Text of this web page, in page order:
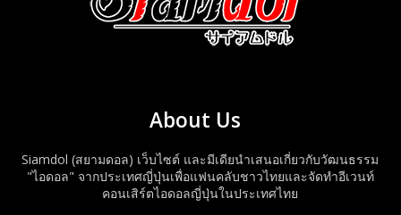
About Us
Siamdol (สยามดอล) เว็บไซต์ และมีเดียนำเสนอเกี่ยวกับวัฒนธรรม
"ไอดอล" จากประเทศญี่ปุ่นเพื่อแฟนคลับชาวไทยและจัดทำอีเวนท์
คอนเสิร์ตไอดอลญี่ปุ่นในประเทศไทย